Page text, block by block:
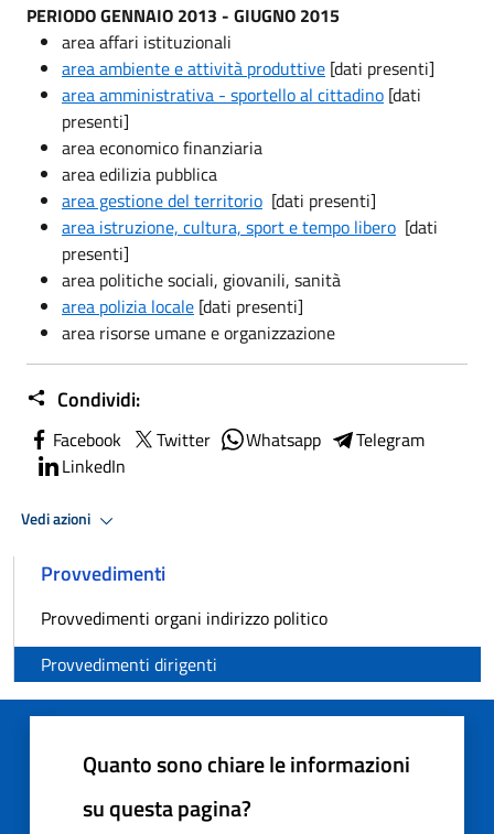
PERIODO GENNAIO 2013 - GIUGNO 2015
area affari istituzionali
area ambiente e attività produttive [dati presenti]
area amministrativa - sportello al cittadino [dati
presenti]
area economico finanziaria
area edilizia pubblica
area gestione del territorio [dati presenti]
area istruzione, cultura, sport e tempo libero [dati
presenti]
area politiche sociali, giovanili, sanità
area polizia locale [dati presenti]
area risorse umane e organizzazione
Condividi:
Facebook Twitter Whatsapp
Telegram
LinkedIn
Vedi azioni
Provvedimenti
Provvedimenti organi indirizzo politico
Provvedimenti dirigenti
Quanto sono chiare le informazioni
su questa pagina?